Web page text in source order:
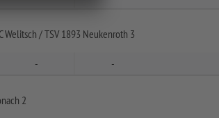
Welitsch /TSV 1893 Neukenroth 3
- -
2